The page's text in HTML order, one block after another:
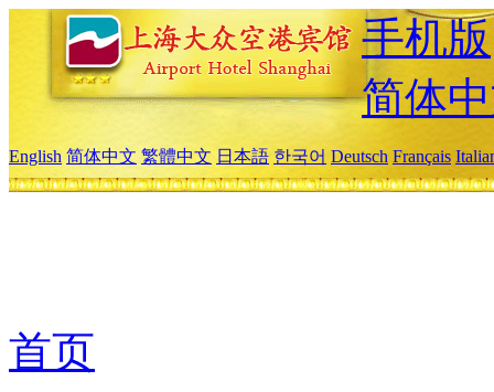
手机版
简体
English 简体中文 繁體中文 日本語 한국어 Deutsch Français
首页